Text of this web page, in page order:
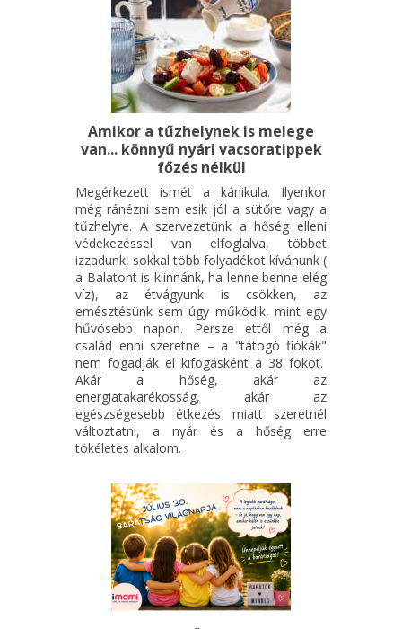
Amikor a tűzhelynek is melege
van... könnyű nyári vacsoratippek
főzés nélkül
Megérkezett ismét a kánikula. Ilyenkor
még ránézni sem esik jól a sütőre vagy a
tűzhelyre. A szervezetünk a hőség elleni
védekezéssel van elfoglalva, többet
izzadunk, sokkal több folyadékot kívánunk (
a Balatont is kiinnánk, ha lenne benne elég
víz), az étvágyunk is csökken, az
emésztésünk sem úgy működik, mint egy
hűvösebb napon. Persze ettől még a
család enni szeretne – a "tátogó fiókák"
nem fogadják el kifogásként a 38 fokot.
Akár a hőség, akár az
energiatakarékosság, akár az
egészségesebb étkezés miatt szeretnél
változtatni, a nyár és a hőség erre
tökéletes alkalom.